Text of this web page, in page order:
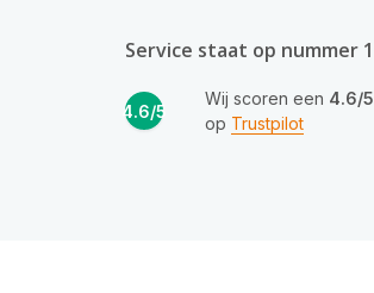
Service staat op nummer 1
4.6/5
Wij scoren een 4.6/5
op Trustpilot